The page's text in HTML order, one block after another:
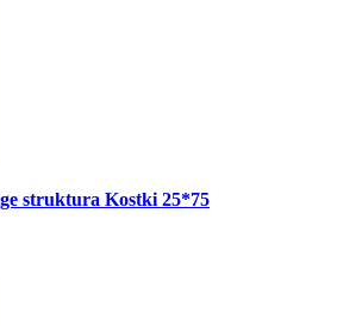
struktura Kostki 25*75